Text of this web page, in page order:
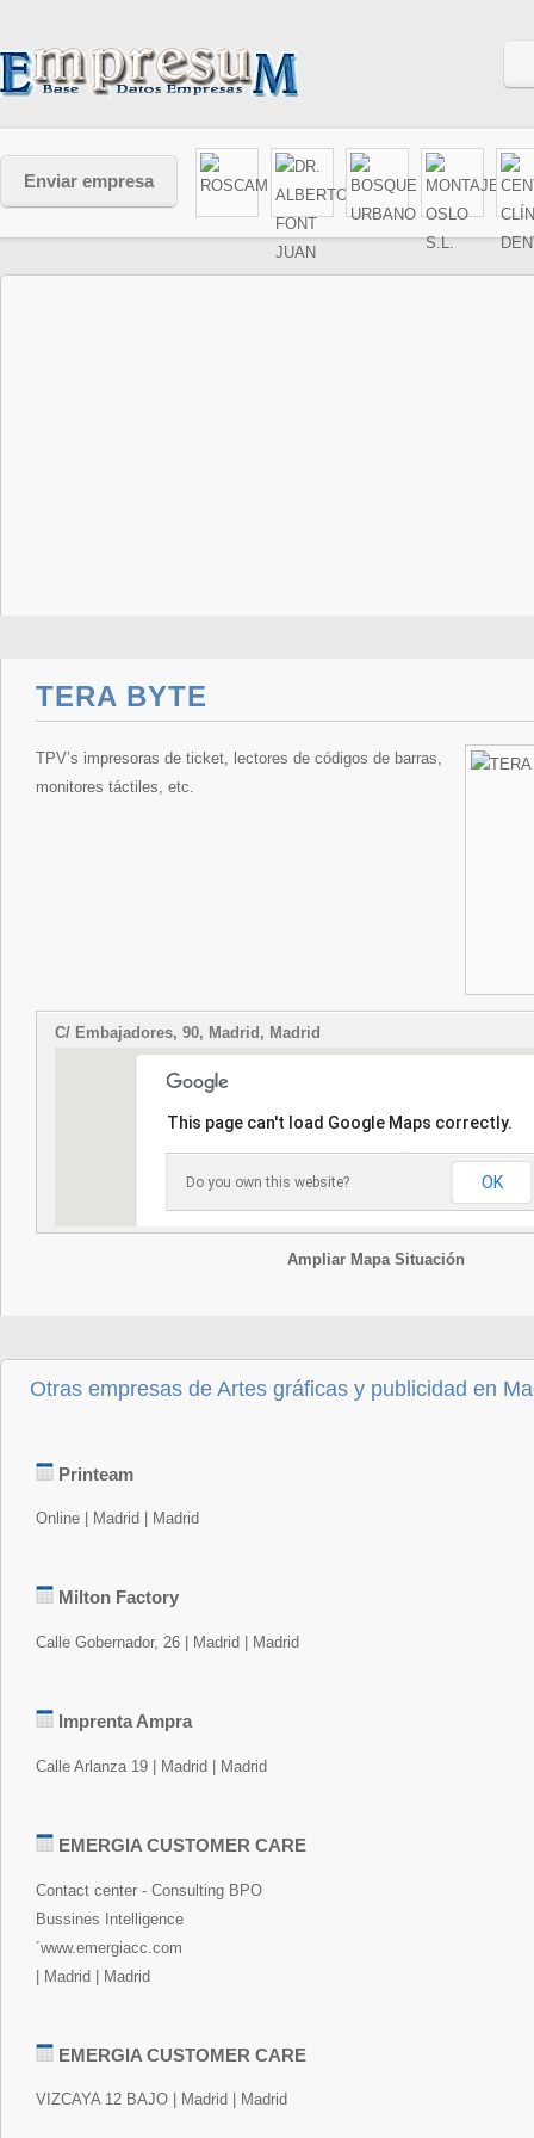
Enviar empresa
TERA BYTE
TPV’s impresoras de ticket, lectores de códigos de barras,
monitores táctiles, etc.
C/ Embajadores, 90, Madrid, Madrid
This page can't load Google Maps correctly.
Do you own this website? OK
Ampliar Mapa Situación
Otras empresas de Artes gráficas y publicidad en
Printeam
Online | Madrid | Madrid
Milton Factory
Calle Gobernador, 26 | Madrid | Madrid
Imprenta Ampra
Calle Arlanza 19 | Madrid | Madrid
EMERGIA CUSTOMER CARE
Contact center - Consulting BPO
Bussines Intelligence
´www.emergiacc.com
| Madrid | Madrid
EMERGIA CUSTOMER CARE
VIZCAYA 12 BAJO | Madrid | Madrid